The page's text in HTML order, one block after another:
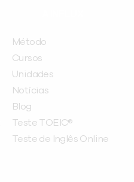
Método
Cursos
Unidades
Notícias
Blog
Teste TOEIC®
Teste de Inglês Online